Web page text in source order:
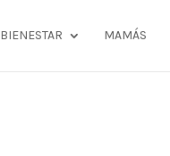
BIENESTAR MAMÁS